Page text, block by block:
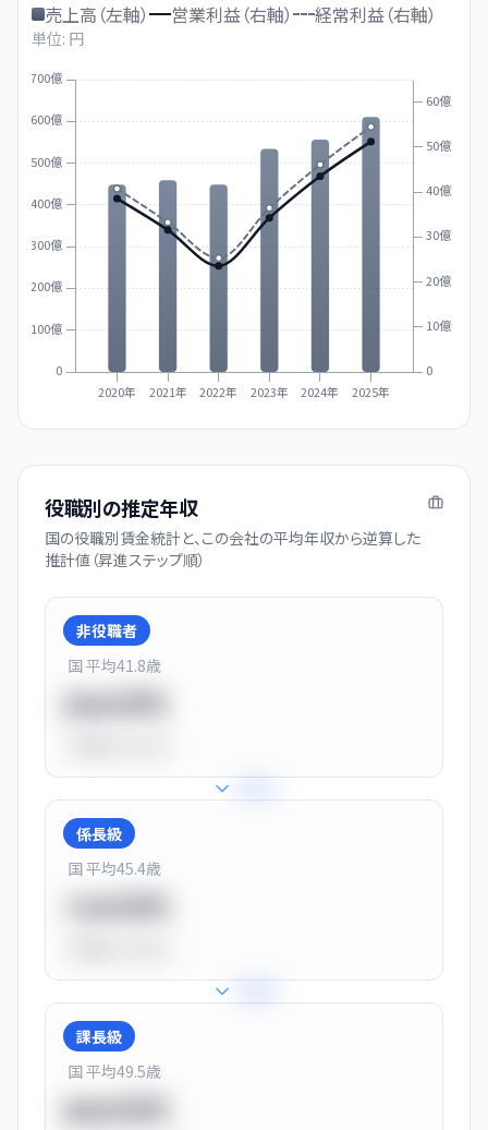
売上高（左軸） 営業利益（右軸） 経常利益（右軸）
単位: 円
0
100億
200億
300億
400億
500億
600億
700億
0
10億
20億
30億
40億
50億
60億
2020年 2021年 2022年 2023年 2024年 2025年
役職別の推定年収
国の役職別賃金統計と、この会社の平均年収から逆算した
推計値（昇進ステップ順）
非役職者
国 平均41.8歳
係長級
国 平均45.4歳
課長級
国 平均49.5歳